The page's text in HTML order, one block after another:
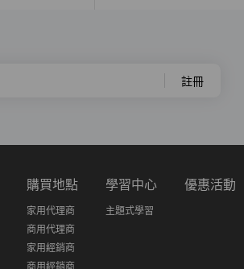
註冊
購買地點
家用代理商
商用代理商
家用經銷商
商用經銷商
學習中心
主題式學習
優惠活動